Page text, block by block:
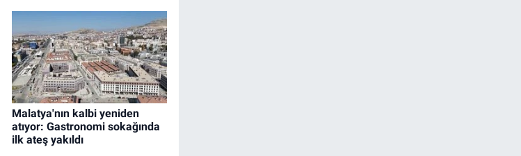
Malatya'nın kalbi yeniden
atıyor: Gastronomi sokağında
ilk ateş yakıldı